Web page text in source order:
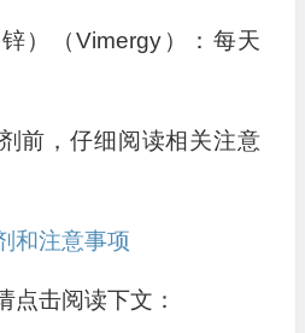
）（Vimergy）：每天
前，仔细阅读相关注意
和注意事项
点击阅读下文：